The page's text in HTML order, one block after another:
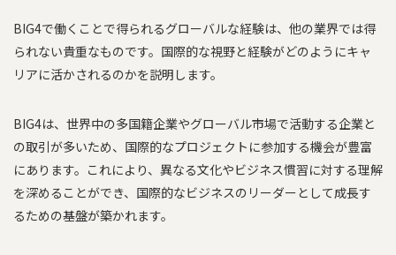
BIG4で働くことで得られるグローバルな経験は、他の業界では得
られない貴重なものです。国際的な視野と経験がどのようにキャ
リアに活かされるのかを説明します。
BIG4は、世界中の多国籍企業やグローバル市場で活動する企業と
の取引が多いため、国際的なプロジェクトに参加する機会が豊富
にあります。これにより、異なる文化やビジネス慣習に対する理解
を深めることができ、国際的なビジネスのリーダーとして成長す
るための基盤が築かれます。